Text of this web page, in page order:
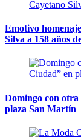
Emotivo
Silva a 158 años
Domingo con otra
plaza San Martín